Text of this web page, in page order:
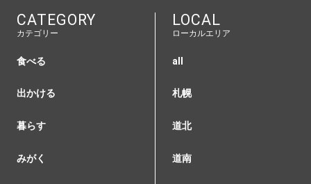
CATEGORY
カテゴリー
食べる
出かける
暮らす
みがく
LOCAL
ローカルエリア
all
札幌
道北
道南